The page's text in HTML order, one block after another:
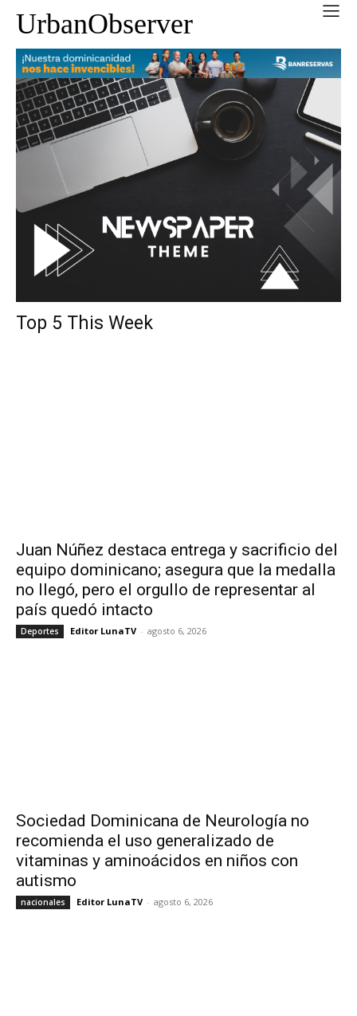
UrbanObserver
Top 5 This Week
Juan Núñez destaca entrega y sacrificio del
equipo dominicano; asegura que la medalla
no llegó, pero el orgullo de representar al
país quedó intacto
Deportes Editor LunaTV - agosto 6, 2026
Sociedad Dominicana de Neurología no
recomienda el uso generalizado de
vitaminas y aminoácidos en niños con
autismo
nacionales Editor LunaTV - agosto 6, 2026